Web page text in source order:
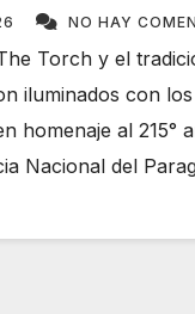
NO HAY
Torch y el
iluminados con
homenaje al 215°
Nacional del